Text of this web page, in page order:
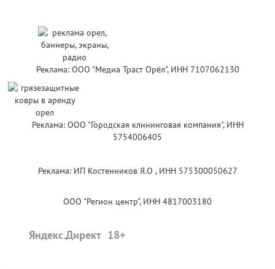
Реклама: ООО "Медиа Траст Орёл", ИНН 7107062130
Реклама: ООО "Городская клининговая компания", ИНН
5754006405
Реклама: ИП Костенников Я.О , ИНН 575300050627
ООО "Регион центр", ИНН 4817003180
Яндекс.Директ